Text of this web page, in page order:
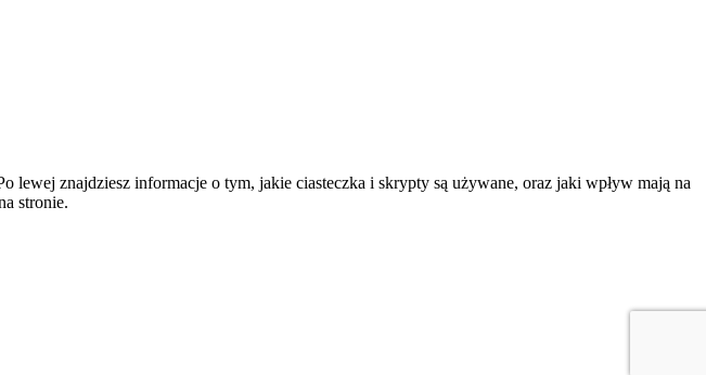
znajdziesz informacje o tym, jakie ciasteczka i skrypty są używane, oraz jaki wpływ mają na
stronie.